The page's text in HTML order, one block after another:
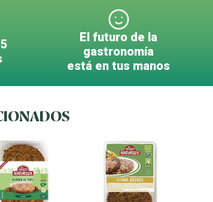
El futuro de la
gastronomía
está en tus manos